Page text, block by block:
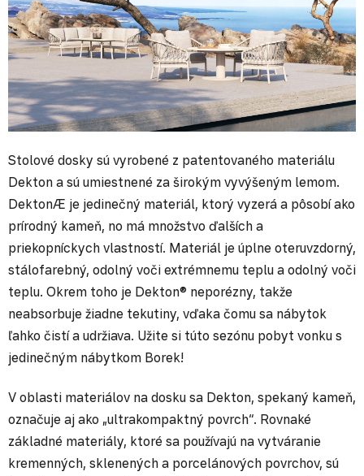
Stolové dosky sú vyrobené z patentovaného materiálu
Dekton a sú umiestnené za širokým vyvýšeným lemom.
DektonÆ je jedinečný materiál, ktorý vyzerá a pôsobí ako
prírodný kameň, no má množstvo ďalších a
priekopníckych vlastností. Materiál je úplne oteruvzdorný,
stálofarebný, odolný voči extrémnemu teplu a odolný voči
teplu. Okrem toho je Dekton® neporézny, takže
neabsorbuje žiadne tekutiny, vďaka čomu sa nábytok
ľahko čistí a udržiava. Užite si túto sezónu pobyt vonku s
jedinečným nábytkom Borek!
V oblasti materiálov na dosku sa Dekton, spekaný kameň,
označuje aj ako „ultrakompaktný povrch“. Rovnaké
základné materiály, ktoré sa používajú na vytváranie
kremenných, sklenených a porcelánových povrchov, sú